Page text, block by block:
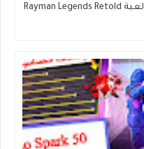
لعبة Rayman Legends Retold